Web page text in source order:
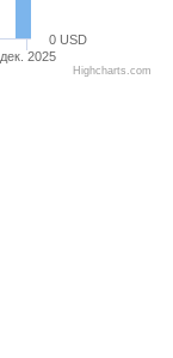
дек. 2025
0 USD
Highcharts.com